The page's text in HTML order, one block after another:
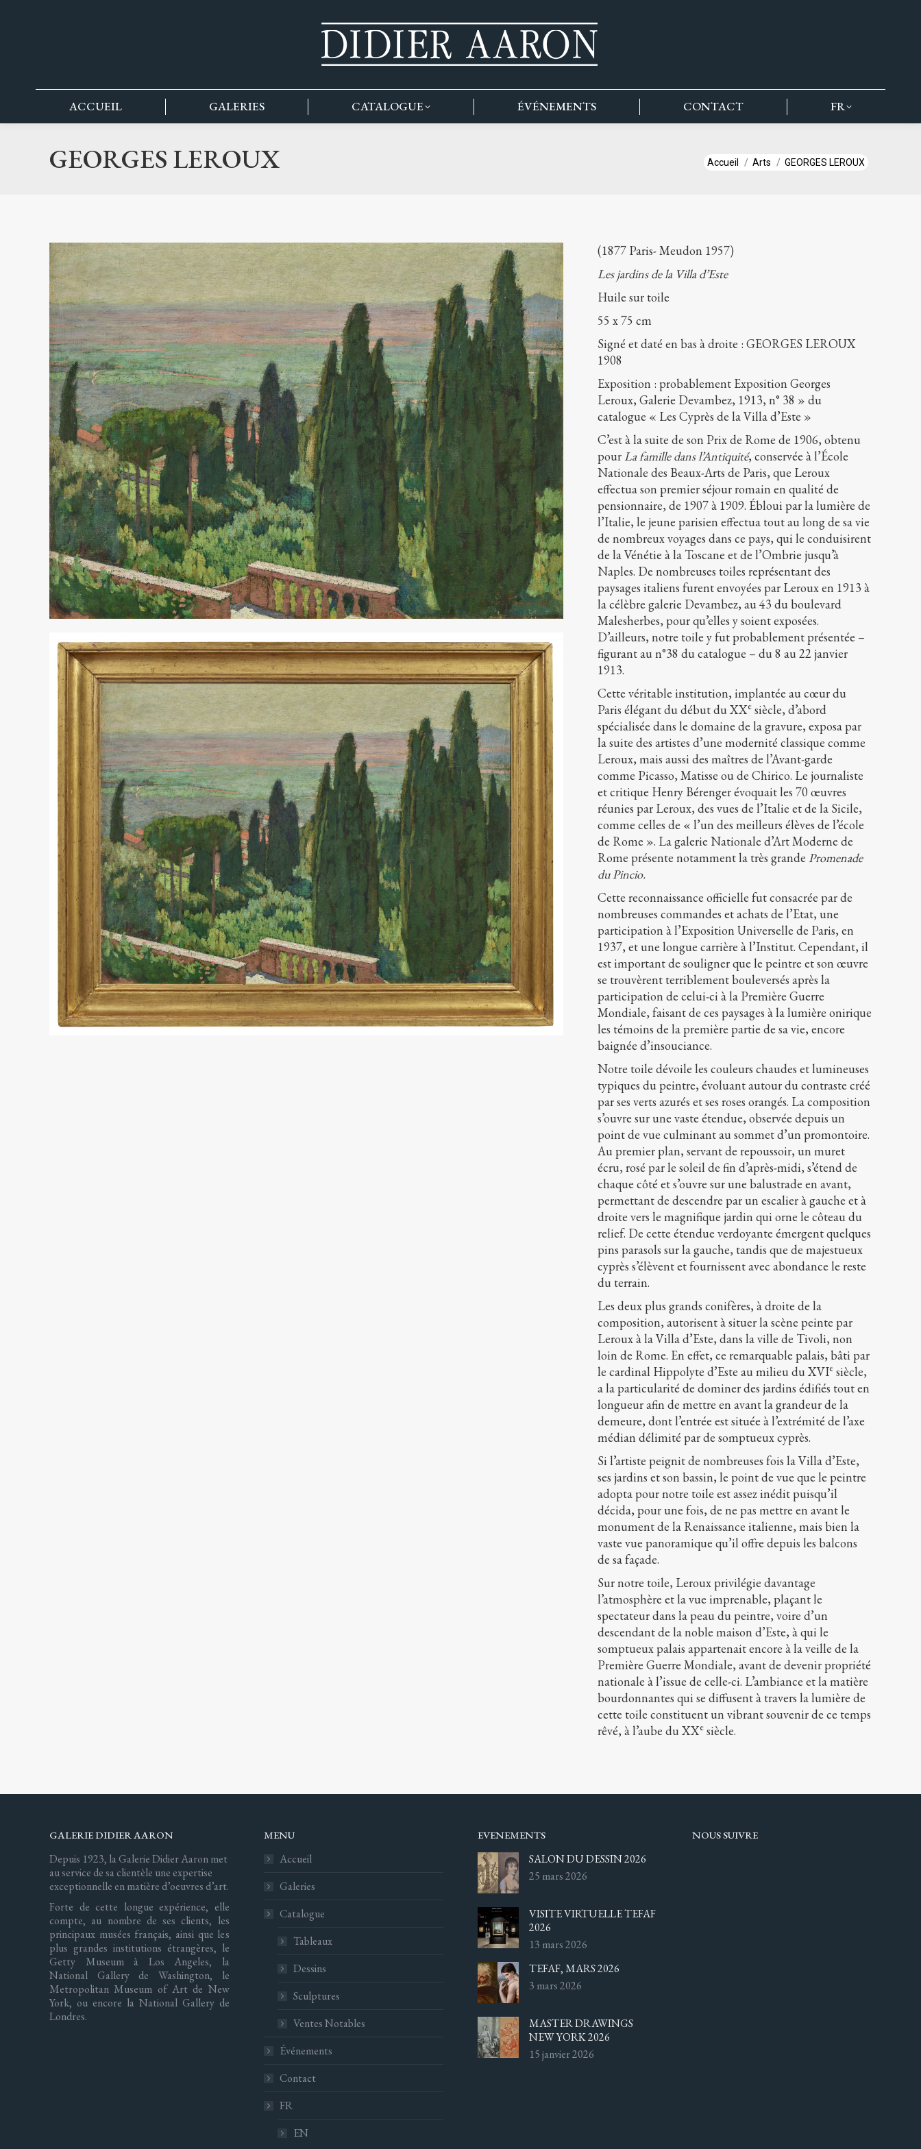
ACCUEIL GALERIES CATALOGUE ÉVÉNEMENTS CONTACT FR
GEORGES LEROUX Vous êtes ici :
Accueil Arts GEORGES LEROUX
(1877 Paris- Meudon 1957)
Les jardins de la Villa d’Este
Huile sur toile
55 x 75 cm
Signé et daté en bas à droite : GEORGES LEROUX
1908
Exposition : probablement Exposition Georges
Leroux, Galerie Devambez, 1913, n° 38 » du
catalogue « Les Cyprès de la Villa d’Este »
C’est à la suite de son Prix de Rome de 1906, obtenu
pourLa famille dans l’Antiquité, conservée à l’École
Nationale des Beaux-Arts de Paris, que Leroux
effectua son premier séjour romain en qualité de
pensionnaire, de 1907 à 1909. Ébloui par la lumière de
l’Italie, le jeune parisien effectua tout au long de sa vie
de nombreux voyages dans ce pays, qui le conduisirent
de la Vénétie à la Toscane et de l’Ombrie jusqu’à
Naples. De nombreuses toiles représentant des
paysages italiens furent envoyées par Leroux en 1913 à
la célèbre galerie Devambez, au 43 du boulevard
Malesherbes, pour qu’elles y soient exposées.
D’ailleurs, notre toile y fut probablement présentée –
figurant au n°38 du catalogue – du 8 au 22 janvier
1913.
Cette véritable institution, implantée au cœur du
Paris élégant du début du XXe siècle, d’abord
spécialisée dans le domaine de la gravure, exposa par
la suite des artistes d’une modernité classique comme
Leroux, mais aussi des maîtres de l’Avant-garde
comme Picasso, Matisse ou de Chirico. Le journaliste
et critique Henry Bérenger évoquait les 70 œuvres
réunies par Leroux, des vues de l’Italie et de la Sicile,
comme celles de « l’un des meilleurs élèves de l’école
de Rome ». La galerie Nationale d’Art Moderne de
Rome présente notamment la très grande Promenade
du Pincio.
Cette reconnaissance officielle fut consacrée par de
nombreuses commandes et achats de l’Etat, une
participation à l’Exposition Universelle de Paris, en
1937, et une longue carrière à l’Institut. Cependant, il
est important de souligner que le peintre et son œuvre
se trouvèrent terriblement bouleversés après la
participation de celui-ci à la Première Guerre
Mondiale, faisant de ces paysages à la lumière onirique
les témoins de la première partie de sa vie, encore
baignée d’insouciance.
Notre toile dévoile les couleurs chaudes et lumineuses
typiques du peintre, évoluant autour du contraste créé
par ses verts azurés et ses roses orangés. La composition
s’ouvre sur une vaste étendue, observée depuis un
point de vue culminant au sommet d’un promontoire.
Au premier plan, servant de repoussoir, un muret
écru, rosé par le soleil de fin d’après-midi, s’étend de
chaque côté et s’ouvre sur une balustrade en avant,
permettant de descendre par un escalier à gauche et à
droite vers le magnifique jardin qui orne le côteau du
relief. De cette étendue verdoyante émergent quelques
pins parasols sur la gauche, tandis que de majestueux
cyprès s’élèvent et fournissent avec abondance le reste
du terrain.
Les deux plus grands conifères, à droite de la
composition, autorisent à situer la scène peinte par
Leroux à la Villa d’Este, dans la ville de Tivoli, non
loin de Rome. En effet, ce remarquable palais, bâti par
le cardinal Hippolyte d’Este au milieu du XVIe siècle,
a la particularité de dominer des jardins édifiés tout en
longueur afin de mettre en avant la grandeur de la
demeure, dont l’entrée est située à l’extrémité de l’axe
médian délimité par de somptueux cyprès.
Si l’artiste peignit de nombreuses fois la Villa d’Este,
ses jardins et son bassin, le point de vue que le peintre
adopta pour notre toile est assez inédit puisqu’il
décida, pour une fois, de ne pas mettre en avant le
monument de la Renaissance italienne, mais bien la
vaste vue panoramique qu’il offre depuis les balcons
de sa façade.
Sur notre toile, Leroux privilégie davantage
l’atmosphère et la vue imprenable, plaçant le
spectateur dans la peau du peintre, voire d’un
descendant de la noble maison d’Este, à qui le
somptueux palais appartenait encore à la veille de la
Première Guerre Mondiale, avant de devenir propriété
nationale à l’issue de celle-ci. L’ambiance et la matière
bourdonnantes qui se diffusent à travers la lumière de
cette toile constituent un vibrant souvenir de ce temps
rêvé, à l’aube du XXe siècle.
GALERIE DIDIER AARON
Depuis 1923, la Galerie Didier Aaron met
au service de sa clientèle une expertise
exceptionnelle en matière d’oeuvres d’art.
Forte de cette longue expérience, elle
compte, au nombre de ses clients, les
principaux musées français, ainsi que les
plus grandes institutions étrangères, le
Getty Museum à Los Angeles, la
National Gallery de Washington, le
Metropolitan Museum of Art de New
York, ou encore la National Gallery de
Londres.
MENU
Accueil
Galeries
Catalogue
Tableaux
Dessins
Sculptures
Ventes Notables
Événements
Contact
FR
EN
EVENEMENTS
SALON DU DESSIN 2026
25 mars 2026
VISITE VIRTUELLE TEFAF
2026
13 mars 2026
TEFAF, MARS 2026
3 mars 2026
MASTER DRAWINGS
NEW YORK 2026
15 janvier 2026
NOUS SUIVRE